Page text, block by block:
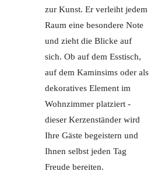
zur Kunst. Er verleiht jedem
Raum eine besondere Note
und zieht die Blicke auf
sich. Ob auf dem Esstisch,
auf dem Kaminsims oder als
dekoratives Element im
Wohnzimmer platziert -
dieser Kerzenständer wird
Ihre Gäste begeistern und
Ihnen selbst jeden Tag
Freude bereiten.